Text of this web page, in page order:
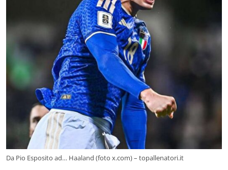
Da Pio Esposito ad… Haaland (foto x.com) – topallenatori.it